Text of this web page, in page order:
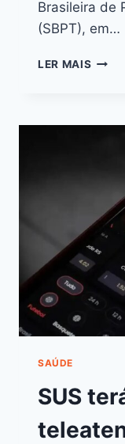
Brasileira de
(SBPT), em…
LER MAIS
SAÚDE
SUS